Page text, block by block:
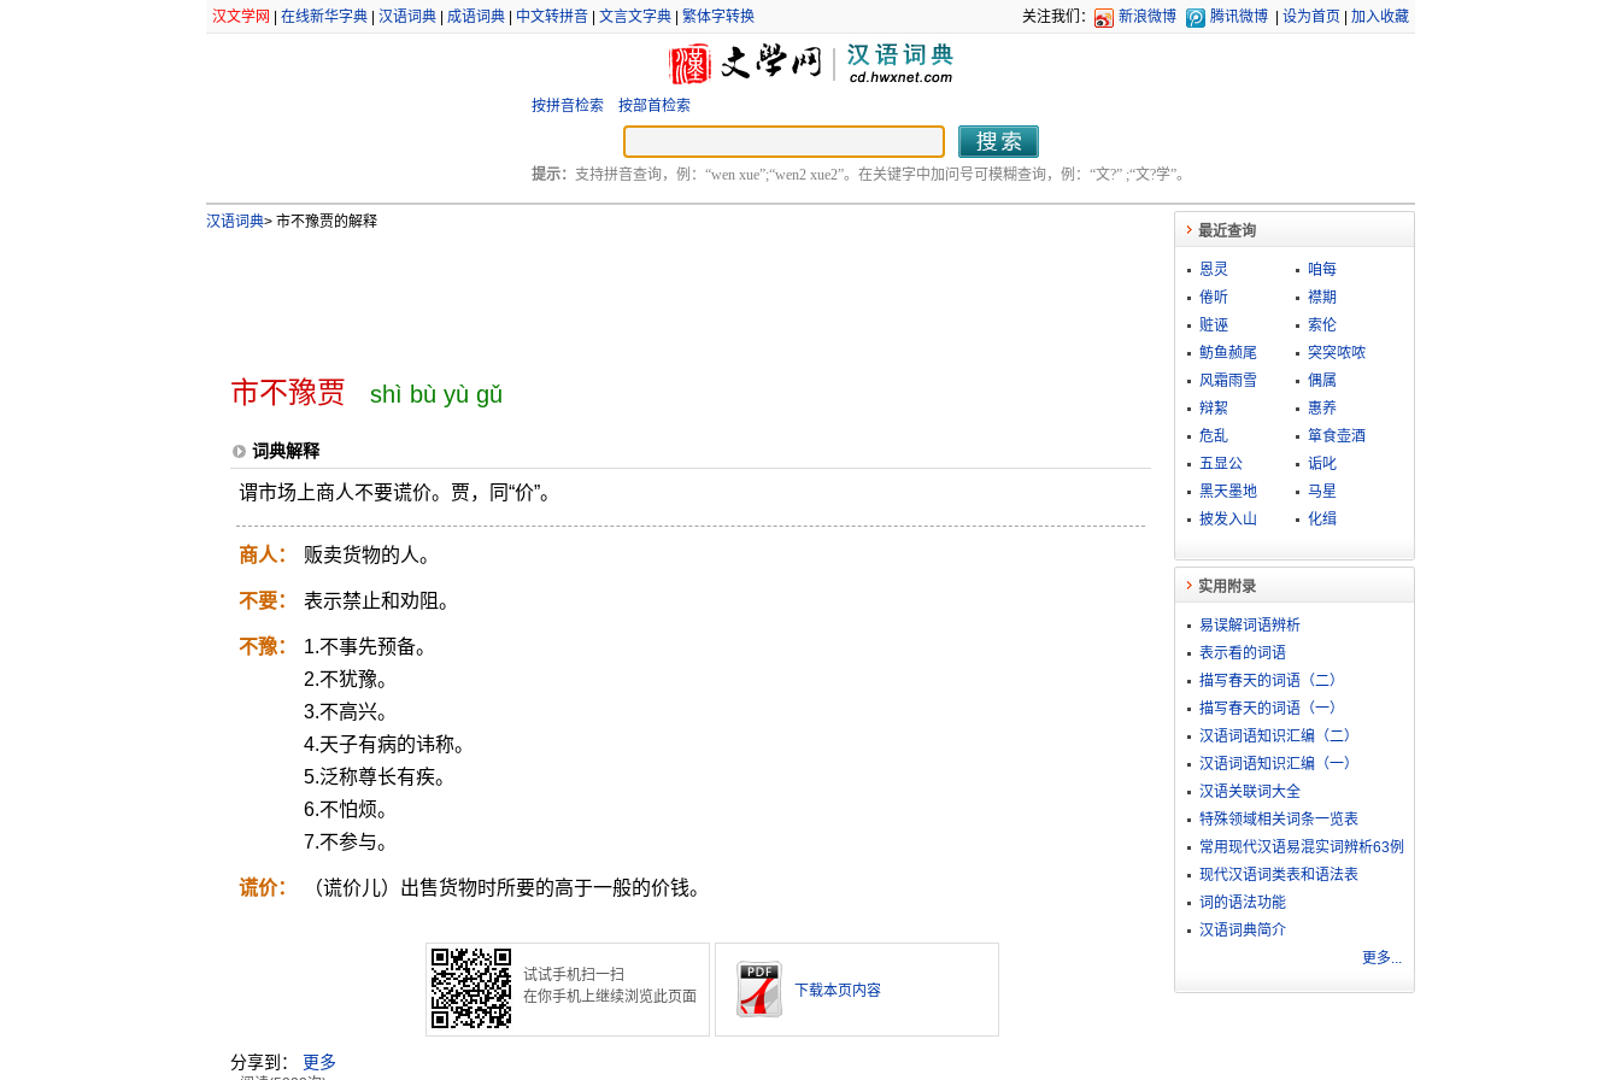
汉文学网 在线新华字典| 汉语词典| 成语词典| 中文转拼音| 文言文字典| 繁体字转换 关注我们： 新浪微博 腾讯微博 设为首页 加入收藏
按拼音检索 按部首检索
提示： 支持拼音查询，例：“wen xue”;“wen2 xue2”。在关键字中加问号可模糊查询，例：“文?” ;“文?学”。
汉语词典>市不豫贾的解释
市不豫贾 shì bù yù gǔ
词典解释
谓市场上商人不要谎价。贾，同“价”。
商人： 贩卖货物的人。
不要： 表示禁止和劝阻。
不豫：
1.不事先预备。
2.不犹豫。
3.不高兴。
4.天子有病的讳称。
5.泛称尊长有疾。
6.不怕烦。
7.不参与。
谎价： （谎价儿）出售货物时所要的高于一般的价钱。
试试手机扫一扫
在你手机上继续浏览此页面
下载本页内容
分享到： 更多
最近查询
恩灵
咱每
倦听
襟期
赃诬
索伦
鲂鱼赪尾
突突哝哝
风霜雨雪
偶属
辩絜
惠养
危乱
箪食壶酒
五显公
诟叱
黑天墨地
马星
披发入山
化缉
实用附录
易误解词语辨析
表示看的词语
描写春天的词语（二）
描写春天的词语（一）
汉语词语知识汇编（二）
汉语词语知识汇编（一）
汉语关联词大全
特殊领域相关词条一览表
常用现代汉语易混实词辨析63例
现代汉语词类表和语法表
词的语法功能
汉语词典简介
更多...